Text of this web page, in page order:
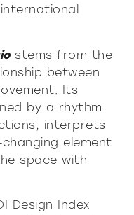
stems from the
between
Its
by a rhythm
interprets
element
space with
Design Index